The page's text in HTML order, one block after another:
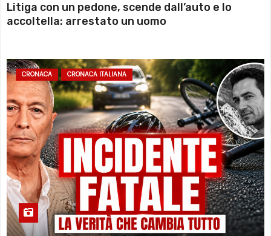
Litiga con un pedone, scende dall’auto e lo
accoltella: arrestato un uomo
CRONACA CRONACA ITALIANA